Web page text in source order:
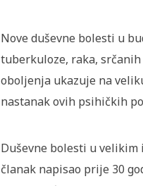
Nove duševne bolesti u
tuberkuloze, raka,
oboljenja ukazuje na
nastanak ovih psihičkih
Duševne bolesti u
članak napisao prije 30